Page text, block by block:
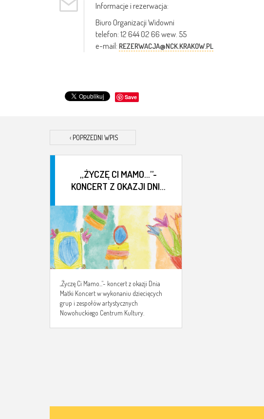
Informacje i rezerwacja:
Biuro Organizacji Widowni
telefon: 12 644 02 66 wew. 55
e-mail: REZERWACJA@NCK.KRAKOW.PL
Save
‹ POPRZEDNI WPIS
„ŻYCZĘ CI MAMO…”-
KONCERT Z OKAZJI DNIA
„Życzę Ci Mamo...”- koncert z okazji Dnia
Matki Koncert w wykonaniu dziecięcych
grup i zespołów artystycznych
Nowohuckiego Centrum Kultury.